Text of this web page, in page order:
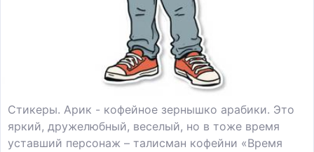
Стикеры. Арик - кофейное зернышко арабики. Это
яркий, дружелюбный, веселый, но в тоже время
уставший персонаж – талисман кофейни «Время